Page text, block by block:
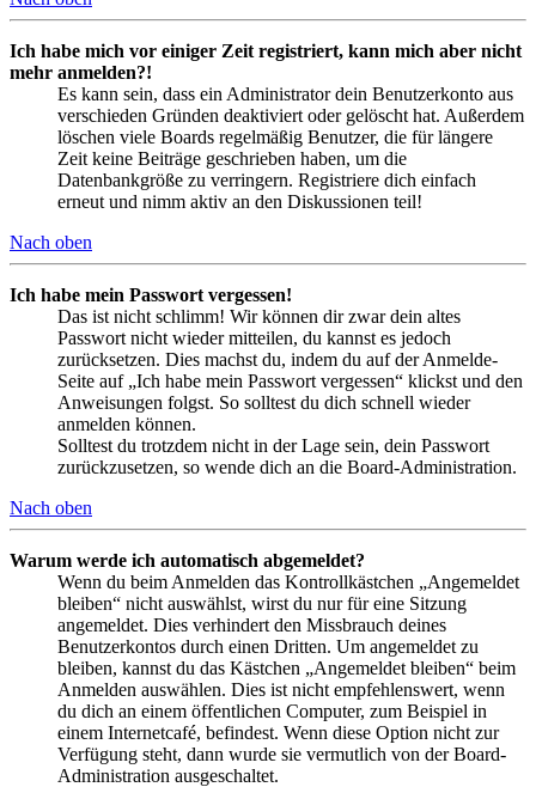
Ich habe mich vor einiger Zeit registriert, kann mich aber nicht
mehr anmelden?!
Es kann sein, dass ein Administrator dein Benutzerkonto aus
verschieden Gründen deaktiviert oder gelöscht hat. Außerdem
löschen viele Boards regelmäßig Benutzer, die für längere
Zeit keine Beiträge geschrieben haben, um die
Datenbankgröße zu verringern. Registriere dich einfach
erneut und nimm aktiv an den Diskussionen teil!
Nach oben
Ich habe mein Passwort vergessen!
Das ist nicht schlimm! Wir können dir zwar dein altes
Passwort nicht wieder mitteilen, du kannst es jedoch
zurücksetzen. Dies machst du, indem du auf der Anmelde-
Seite auf „Ich habe mein Passwort vergessen“ klickst und den
Anweisungen folgst. So solltest du dich schnell wieder
anmelden können.
Solltest du trotzdem nicht in der Lage sein, dein Passwort
zurückzusetzen, so wende dich an die Board-Administration.
Nach oben
Warum werde ich automatisch abgemeldet?
Wenn du beim Anmelden das Kontrollkästchen „Angemeldet
bleiben“ nicht auswählst, wirst du nur für eine Sitzung
angemeldet. Dies verhindert den Missbrauch deines
Benutzerkontos durch einen Dritten. Um angemeldet zu
bleiben, kannst du das Kästchen „Angemeldet bleiben“ beim
Anmelden auswählen. Dies ist nicht empfehlenswert, wenn
du dich an einem öffentlichen Computer, zum Beispiel in
einem Internetcafé, befindest. Wenn diese Option nicht zur
Verfügung steht, dann wurde sie vermutlich von der Board-
Administration ausgeschaltet.